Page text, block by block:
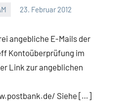
23. Februar 2012
angebliche E-Mails der
Kontoüberprüfung im
Link zur angeblichen
Siehe […]